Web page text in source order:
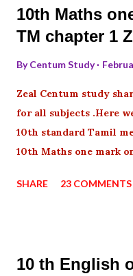
10th Maths
TM chapter 1
ByCentum Study
Zeal Centum study
for all subjects .Here
10th standard Tamil
10th Maths one mark
SHARE 23 COMMENTS
10 th English